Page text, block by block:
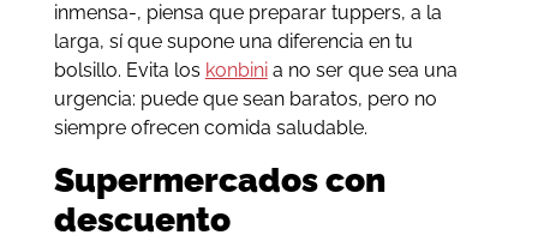
inmensa-, piensa que preparar tuppers, a la
larga, sí que supone una diferencia en tu
bolsillo. Evita los konbinia no ser que sea una
urgencia: puede que sean baratos, pero no
siempre ofrecen comida saludable.
Supermercados con
descuento